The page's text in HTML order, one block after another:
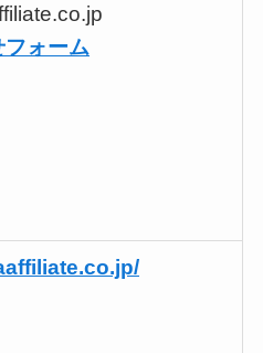
フォーム